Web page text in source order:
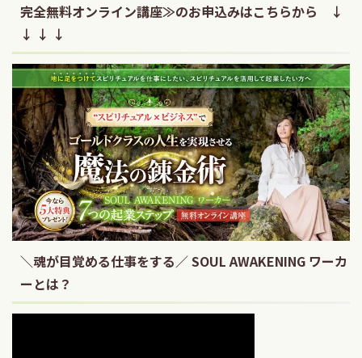
完全無料オンライン講座≫のお申込みはこちらから ↓
↓ ↓ ↓
＼魂が目覚める仕事をする／ SOUL AWAKENING ワーカ
ーとは？